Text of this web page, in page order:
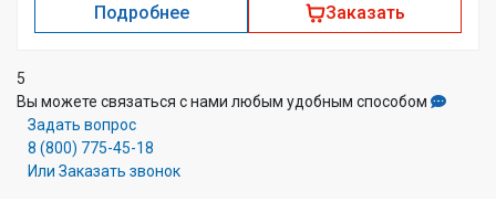
Подробнее Заказать
5
Вы можете связаться с нами любым удобным способом
Задать вопрос
8 (800) 775-45-18
Или Заказать звонок